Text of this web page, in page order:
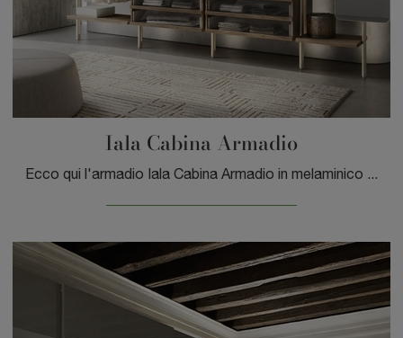
Iala Cabina Armadio
Ecco qui l'armadio Iala Cabina Armadio in melaminico di Sangiacomo! Un ricco catalogo di armadi cabine armadio con ante scorrevoli.